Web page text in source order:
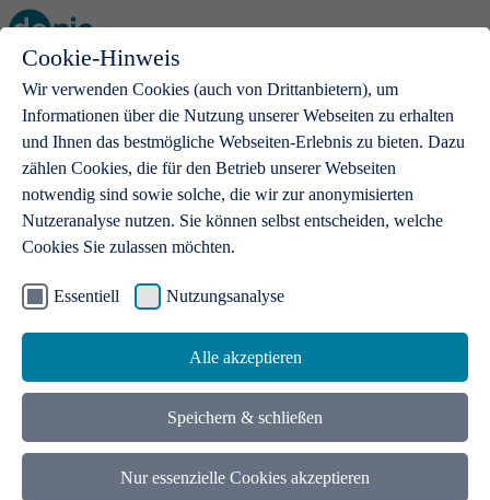
Cookie-Hinweis
Wir verwenden Cookies (auch von Drittanbietern), um
Informationen über die Nutzung unserer Webseiten zu erhalten
und Ihnen das bestmögliche Webseiten-Erlebnis zu bieten. Dazu
zählen Cookies, die für den Betrieb unserer Webseiten
notwendig sind sowie solche, die wir zur anonymisierten
Nutzeranalyse nutzen. Sie können selbst entscheiden, welche
Cookies Sie zulassen möchten.
Essentiell Nutzungsanalyse
Alle akzeptieren
Speichern & schließen
Nur essenzielle Cookies akzeptieren
Open main menu
.de-Domains
Mit einer .de-Domain erhalten Ideen eine Bühne